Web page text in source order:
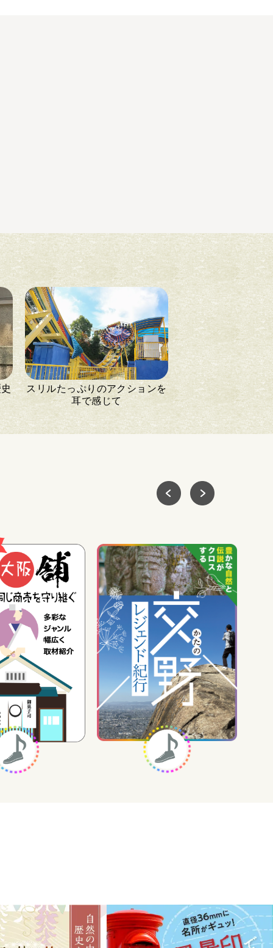
スリルたっぷりのアクションを
耳で感じて